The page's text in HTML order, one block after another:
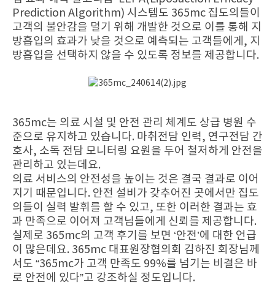
Prediction Algorithm) 시스템도 365mc 집도의들이
고객의 불안감을 덜기 위해 개발한 것으로 이를 통해 지
방흡입의 효과가 낮을 것으로 예측되는 고객들에게, 지
방흡입을 선택하지 않을 수 있도록 정보를 제공합니다.
365mc는 의료 시설 및 안전 관리 체계도 상급 병원 수
준으로 유지하고 있습니다. 마취전담 인력, 연구전담 간
호사, 소독 전담 모니터링 요원을 두어 철저하게 안전을
관리하고 있는데요.
의료 서비스의 안전성을 높이는 것은 결국 결과로 이어
지기 때문입니다. 안전 설비가 갖추어진 곳에서만 집도
의들이 실력 발휘를 할 수 있고, 또한 이러한 결과는 효
과 만족으로 이어져 고객님들에게 신뢰를 제공합니다.
실제로 365mc의 고객 후기를 보면 ‘안전’에 대한 언급
이 많은데요. 365mc 대표원장협의회 김하진 회장님께
서도 “365mc가 고객 만족도 99%를 넘기는 비결은 바
로 안전에 있다”고 강조하실 정도입니다.